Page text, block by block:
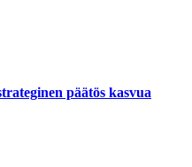
päätös kasvua